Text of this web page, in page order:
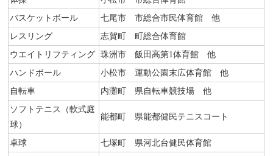
バスケットボール
七尾市 市総合市民体育館 他
レスリング
志賀町 町総合体育館
ウエイトリフティング
珠洲市 飯田高第1体育館 他
ハンドボール
小松市 運動公園末広体育館 他
自転車
内灘町 県自転車競技場 他
ソフトテニス（軟式庭
球）
能都町 県能都健民テニスコート
卓球
七塚町 県河北台健民体育館